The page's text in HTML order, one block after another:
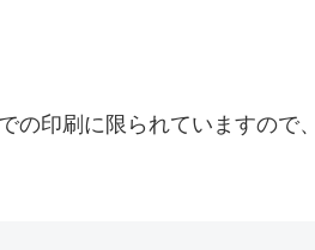
の印刷に限られていますので